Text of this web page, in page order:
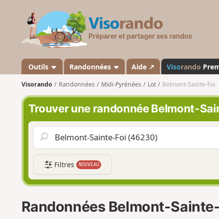
s
a
n
d
o
Outils Randonnées Aide ↗ Visorando
Visorando Randonnées Midi-Pyrénées Lot Belmont-Sainte-Foi
Trouver une randonnée Belmont-
Filtres NOUVEAU
Randonnées Belmont-